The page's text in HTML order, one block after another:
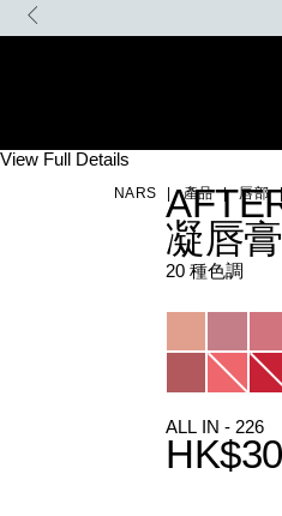
Skip
NARS 產品 唇部
Details
/zh/
Item
999NAC0000154_hk
View Full Details
凝唇膏
20 種色調
Variations
ALL IN - 226